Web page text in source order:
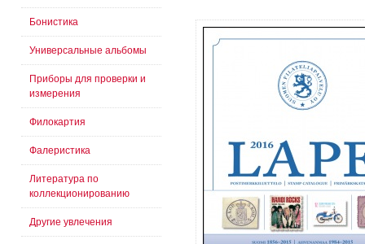
Бонистика
Универсальные альбомы
Приборы для проверки и
измерения
Филокартия
Фалеристика
Литература по
коллекционированию
Другие увлечения